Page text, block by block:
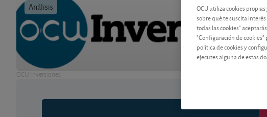
Análisis Tiempo de lectura: 4
OCU Inversiones
OCU utiliza cookies
sobre qué te suscita
todas las cookies"
"Configuración de cookies"
política de cookies y
ejecutes alguna de estas